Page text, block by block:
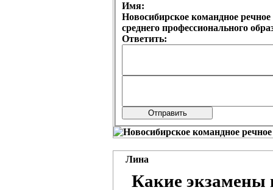
Имя:
Новосибирское командное
среднего профессионального
Ответить:
Лина
Какие